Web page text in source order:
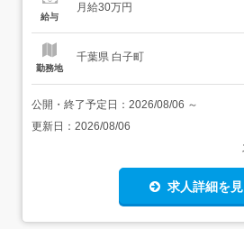
に携わる期間を設けています。
給与
月給30万円
勤務地
千葉県 白子町
公開・終了予定日： 2026/08/06 ～
更新日： 2026/08/06
求人詳細を